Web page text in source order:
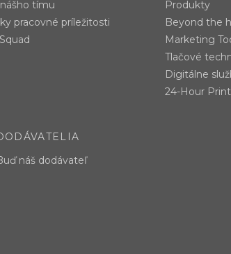
tímu
pracovné príležitosti
Produkty
Beyond the
Marketing
Tlačové
Digitálne
24-Hour
náš dodávateľ